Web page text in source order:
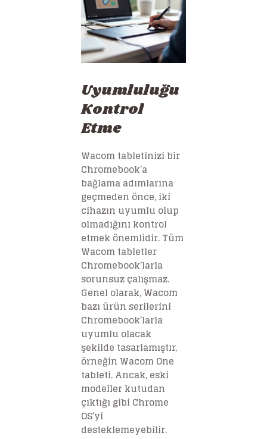
Uyumluluğu
Kontrol
Etme
Wacom tabletinizi bir
Chromebook’a
bağlama adımlarına
geçmeden önce, iki
cihazın uyumlu olup
olmadığını kontrol
etmek önemlidir. Tüm
Wacom tabletler
Chromebook’larla
sorunsuz çalışmaz.
Genel olarak, Wacom
bazı ürün serilerini
Chromebook’larla
uyumlu olacak
şekilde tasarlamıştır,
örneğin Wacom One
tableti. Ancak, eski
modeller kutudan
çıktığı gibi Chrome
OS’yi
desteklemeyebilir.